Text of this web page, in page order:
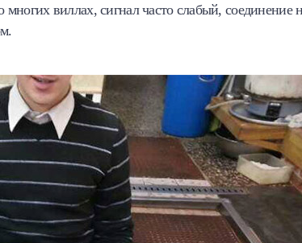
виллах, сигнал часто слабый, соединение